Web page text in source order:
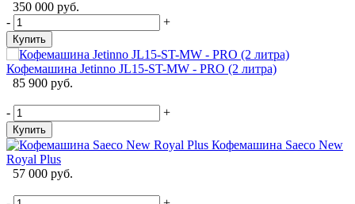
350 000 руб.
-
+
Купить
Кофемашина Jetinno JL15-ST-MW - PRO (2 литра)
85 900 руб.
- +
Купить
Кофемашина Saeco New
Royal Plus
57 000 руб.